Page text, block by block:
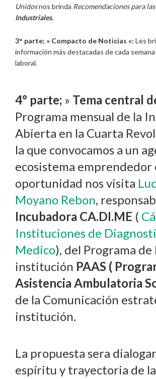
Unidosnos brinda Recomendaciones para las
Industriales.
3° parte; » Compacto de Noticias «: Les
información más destacadas de cada
laboral.
4° parte; » Tema central
Programa mensual de la
Abierta en la Cuarta
la que convocamos a un
ecosistema emprendedor
oportunidad nos visita
Moyano Rebon,
Incubadora CA.DI.ME (
Instituciones de
Medico), del Programa de
institución PAAS (
Asistencia Ambulatoria
de la Comunicación
institución.
La propuesta sera
espíritu y trayectoria de